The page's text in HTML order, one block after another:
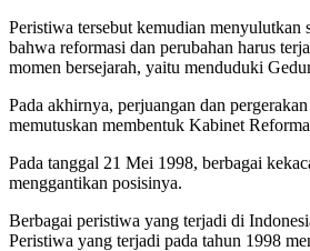
Peristiwa tersebut kemudian menyulutkan
bahwa reformasi dan perubahan harus
momen bersejarah, yaitu menduduki
Pada akhirnya, perjuangan dan
memutuskan membentuk Kabinet
Pada tanggal 21 Mei 1998, berbagai
menggantikan posisinya.
Berbagai peristiwa yang terjadi di
Peristiwa yang terjadi pada tahun 1998